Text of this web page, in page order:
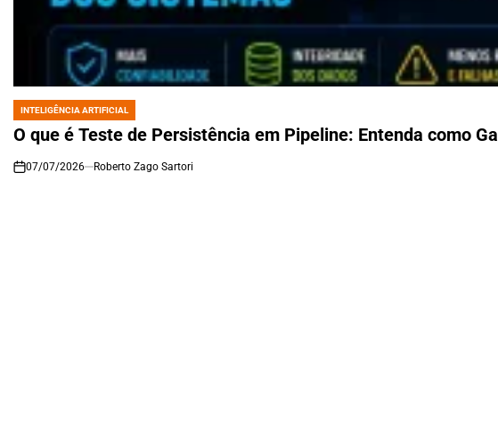
POSTED
IN
INTELIGÊNCIA ARTIFICIAL
O que é Teste de Persistência em Pipeline: Entenda como
on
07/07/2026 Roberto Zago Sartori